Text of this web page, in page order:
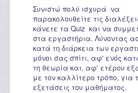
Συνιστώ πολύ ισχυρά να
παρακολουθείτε τις
κάνετε τα Quiz και να
στα εργαστήρια. Λύνοντας
κατά τη διάρκεια των
μόνοι σας σπίτι, αφ' ενός
τη θεωρία και, αφ' ετέρου
με τον καλλίτερο τρόπο, για
εξετάσεις του μαθήματος.